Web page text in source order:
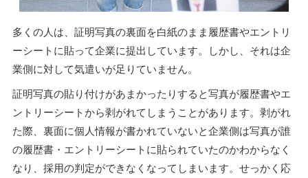
多くの人は、証明写真の裏面を白紙のまま履歴書やエントリ
ーシートに貼って企業に提出しています。しかし、それは企
業側に対して気遣いが足りていません。
証明写真の貼り付けがあまかったりすると写真が履歴書やエ
ントリーシートから剥がれてしまうことがあります。剥がれ
た際、裏面に個人情報が書かれていないと企業側は写真が誰
の履歴書・エントリーシートに貼られていたのかわからなく
なり、採用の判定ができなくなってしまいます。せっかく応